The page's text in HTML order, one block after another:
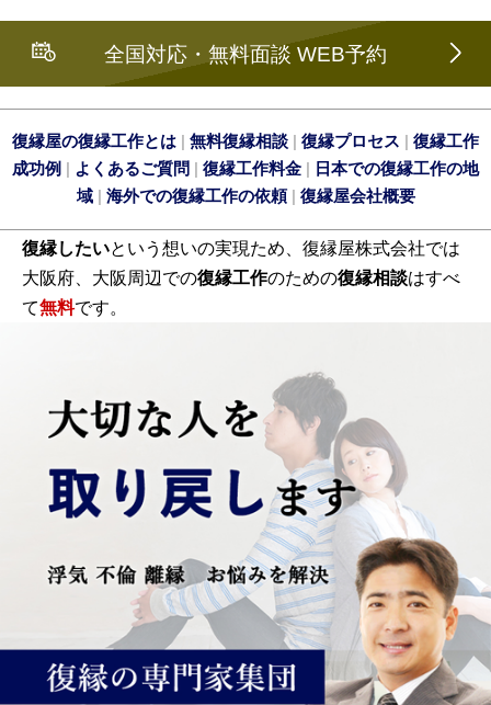
全国対応・無料面談 WEB予約
復縁屋の復縁工作とは | 無料復縁相談 | 復縁プロセス | 復縁工作
成功例 | よくあるご質問 | 復縁工作料金 | 日本での復縁工作の地
域| 海外での復縁工作の依頼| 復縁屋会社概要
復縁したいという想いの実現ため、復縁屋株式会社では
大阪府、大阪周辺での復縁工作のための復縁相談はすべ
て無料です。